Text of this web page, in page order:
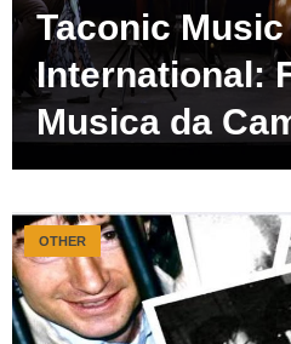
Taconic Music
International:
Musica da
OTHER